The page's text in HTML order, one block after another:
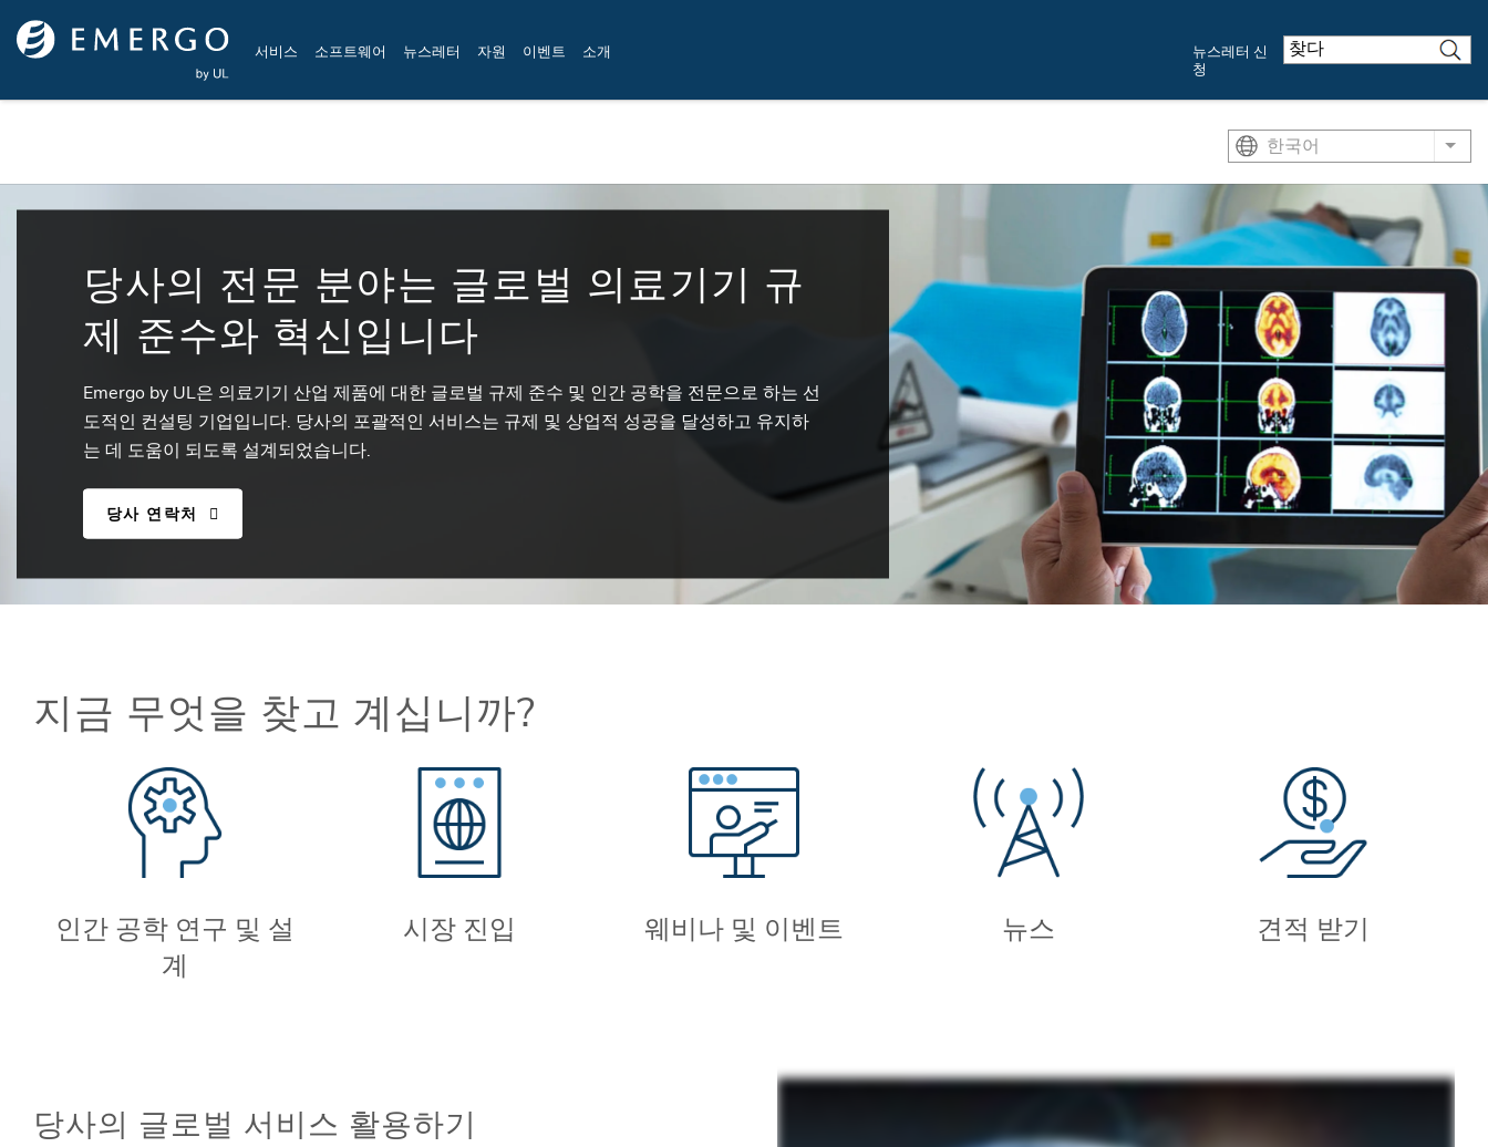
Skip to main content
서비스 소프트웨어 뉴스레터 자원 이벤트 소개
뉴스레터 신
청
한국어 List
당사의 전문 분야는 글로벌 의료기기 규
제 준수와 혁신입니다
Emergo by UL은 의료기기 산업 제품에 대한 글로벌 규제 준수 및 인간 공학을 전문으로 하는 선
도적인 컨설팅 기업입니다. 당사의 포괄적인 서비스는 규제 및 상업적 성공을 달성하고 유지하
는 데 도움이 되도록 설계되었습니다.
당사 연락처
지금 무엇을 찾고 계십니까?
인간 공학 연구 및 설
계
시장 진입 웨비나 및 이벤트 뉴스 견적 받기
당사의 글로벌 서비스 활용하기